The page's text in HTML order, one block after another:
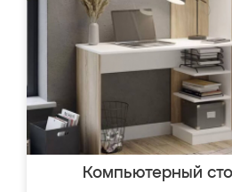
Компьютерный